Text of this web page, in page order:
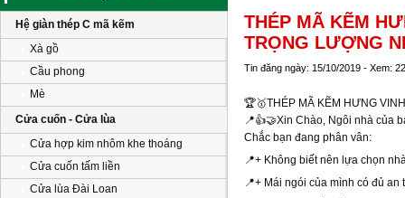
Hệ giàn thép C mã kẽm
Xà gồ
Cầu phong
Mè
Cửa cuốn - Cửa lùa
Cửa hợp kim nhôm khe thoáng
Cửa cuốn tấm liền
Cửa lùa Đài Loan
THÉP MÃ KẼM
TRỌNG LƯỢNG
Tin đăng ngày: 15/10/2019 - Xem:
🏆🥇THÉP MÃ KẼM HƯNG
📍👍🤝Xin Chào, Ngôi nhà của
Chắc bạn đang phân vân:
📍+ Không biết nên lựa chọn
📍+ Mái ngói của mình có đủ